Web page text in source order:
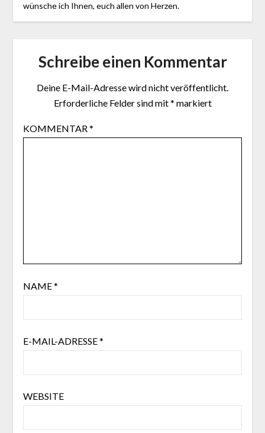
wünsche ich Ihnen, euch allen von Herzen.
Schreibe einen Kommentar
Deine E-Mail-Adresse wird nicht veröffentlicht.
Erforderliche Felder sind mit* markiert
KOMMENTAR *
NAME*
E-MAIL-ADRESSE*
WEBSITE